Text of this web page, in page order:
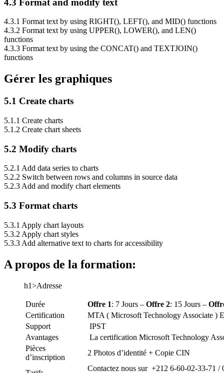
4.3.1 Format text by using RIGHT(), LEFT(), and MID() functions
4.3.2 Format text by using UPPER(), LOWER(), and LEN()
functions
4.3.3 Format text by using the CONCAT() and TEXTJOIN()
functions
Gérer les graphiques
5.1 Create charts
5.1.1 Create charts
5.1.2 Create chart sheets
5.2 Modify charts
5.2.1 Add data series to charts
5.2.2 Switch between rows and columns in source data
5.2.3 Add and modify chart elements
5.3 Format charts
5.3.1 Apply chart layouts
5.3.2 Apply chart styles
5.3.3 Add alternative text to charts for accessibility
A propos de la formation:
h1>Adresse
Durée Offre 1: 7 Jours – Offre 2: 15 Jours –
Certification
MTA ( Microsoft Technology Associate )
Support
IPST
Avantages
La certification Microsoft Technology
Pièces
d’inscription
2 Photos d’identité + Copie CIN
Contactez nous sur +212 6-60-02-33-71 /